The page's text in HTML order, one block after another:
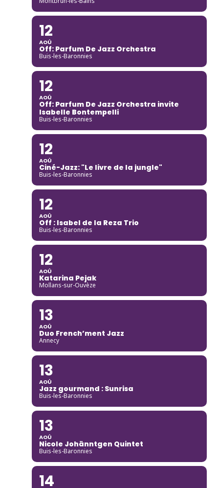
12
AOÛ
Off: Parfum De Jazz Orchestra
Buis-les-Baronnies
12
AOÛ
Off: Parfum De Jazz Orchestra invite
Isabelle Bontempelli
Buis-les-Baronnies
12
AOÛ
Ciné-Jazz: "Le livre de la jungle"
Buis-les-Baronnies
12
AOÛ
Off : Isabel de la Reza Trio
Buis-les-Baronnies
12
AOÛ
Katarina Pejak
Mollans-sur-Ouvèze
13
AOÛ
Duo French’ment Jazz
Annecy
13
AOÛ
Jazz gourmand : Sunrisa
Buis-les-Baronnies
13
AOÛ
Nicole Johänntgen Quintet
Buis-les-Baronnies
14